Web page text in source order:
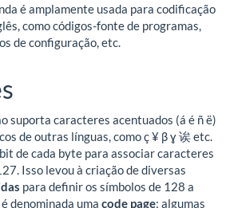
é amplamente usada para codificação
como códigos-fonte de programas,
de configuração, etc.
suporta caracteres acentuados (á é ñ ë)
de outras línguas, como ç ¥ β ɣ 诶 etc.
de cada byte para associar caracteres
Isso levou à criação de diversas
para definir os símbolos de 128 a
denominada uma code page; algumas